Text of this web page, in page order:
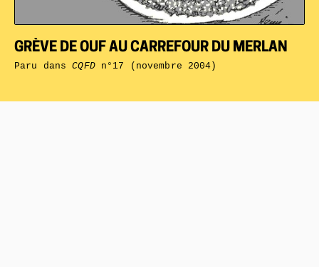
GRÈVE DE OUF AU CARREFOUR DU MERLAN
Paru dansCQFDn°17 (novembre 2004)